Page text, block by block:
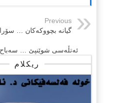
Previous
گیانه‌ بچووکه‌کان …
ئه‌تڵه‌سی شوێنپێ … سه‌باح
ریکلام